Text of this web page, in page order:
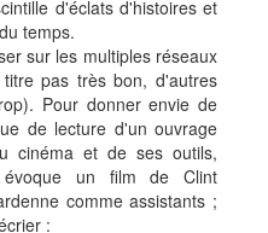
d'éclats d'histoires et
temps.
sur les multiples réseaux
pas très bon, d'autres
Pour donner envie de
de lecture d'un ouvrage
cinéma et de ses outils,
un film de Clint
comme assistants ;
: